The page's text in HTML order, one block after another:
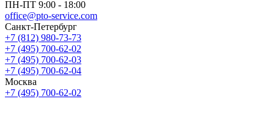
ПН-ПТ 9:00 - 18:00
office@pto-service.com
Санкт-Петербург
+7 (812) 980-73-73
+7 (495) 700-62-02
+7 (495) 700-62-03
+7 (495) 700-62-04
Москва
+7 (495) 700-62-02